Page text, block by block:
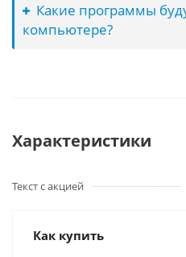
Какие программы
компьютере?
Характеристики
Текст с акцией
Как купить